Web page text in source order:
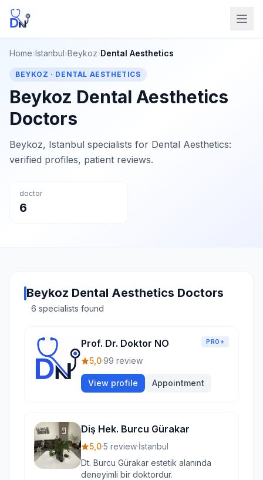
Home›Istanbul›Beykoz›Dental Aesthetics
BEYKOZ · DENTAL AESTHETICS
Beykoz Dental Aesthetics
Doctors
Beykoz, Istanbul specialists for Dental Aesthetics:
verified profiles, patient reviews.
doctor
6
Beykoz Dental Aesthetics Doctors
6 specialists found
Prof. Dr. Doktor NO PRO+
5,0·99 review
View profile Appointment
Diş Hek. Burcu Gürakar
5,0·5 review·İstanbul
Dt. Burcu Gürakar estetik alanında
deneyimli bir doktordur.